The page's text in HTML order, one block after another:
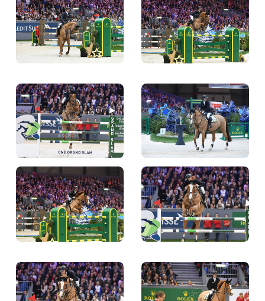
Ce site utilise des cookies à des fins de statistiques,
d’optimisation et de marketing ciblé. En
poursuivant votre visite sur cette page, vous
acceptez l’utilisation des cookies aux fins énoncées
ci-dessus.
En savoir plus
J'AI COMPRIS!